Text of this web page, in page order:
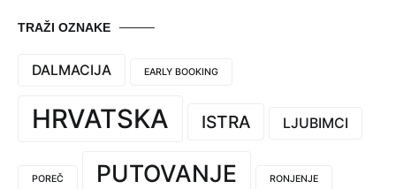
TRAŽI OZNAKE
DALMACIJA EARLY BOOKING
HRVATSKA ISTRA LJUBIMCI
POREČ PUTOVANJE RONJENJE